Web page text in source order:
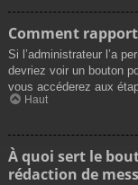
Comment
Si l’administrateur l’a
devriez voir un bouton
vous accéderez aux
Haut
À quoi sert le
rédaction de